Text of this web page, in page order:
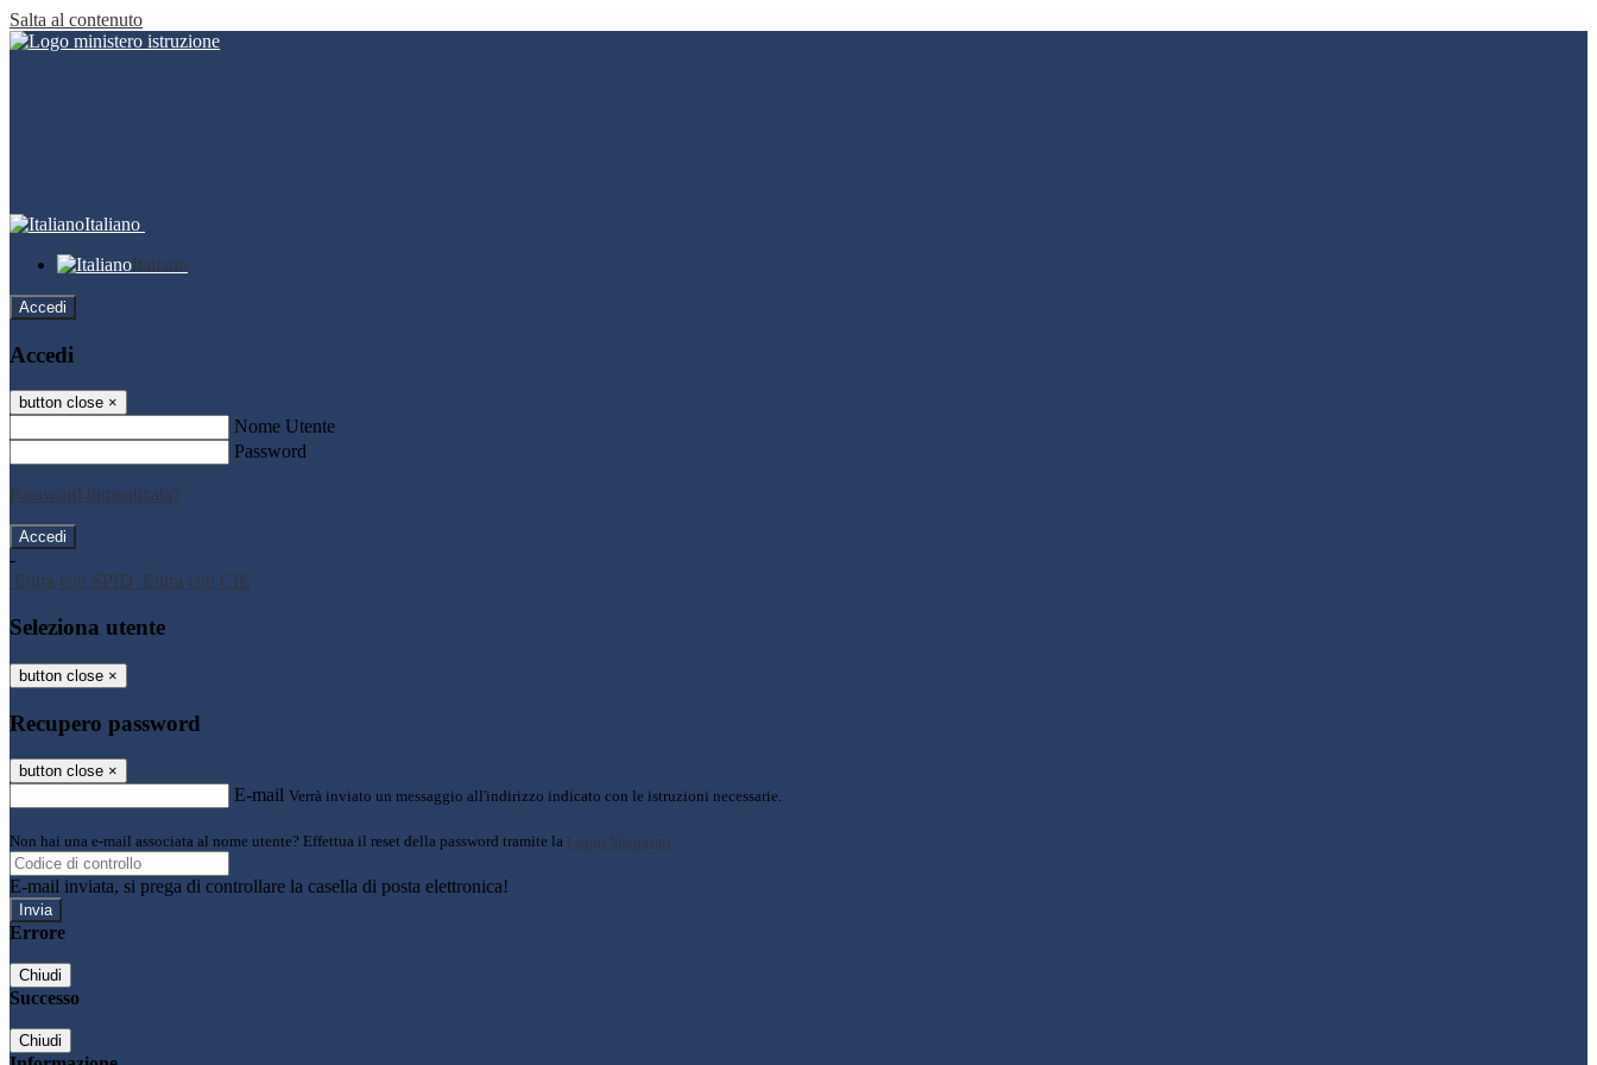
Salta al contenuto
Italiano
Italiano
Accedi
Accedi
button close ×
Nome Utente
Password
Password dimenticata?
-
Entra con SPID Entra con CIE
Seleziona utente
button close ×
Recupero password
button close ×
E-mail Verrà inviato un messaggio all'indirizzo indicato con le istruzioni necessarie.
Non hai una e-mail associata al nome utente? Effettua il reset della password tramite la Login Spaggiari
E-mail inviata, si prega di controllare la casella di posta elettronica!
Errore
Chiudi
Successo
Chiudi